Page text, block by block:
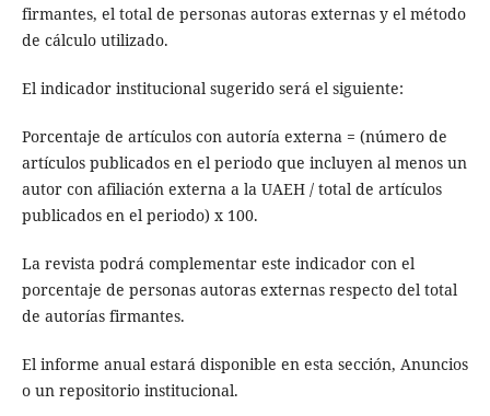
firmantes, el total de personas autoras externas y el método
de cálculo utilizado.
El indicador institucional sugerido será el siguiente:
Porcentaje de artículos con autoría externa = (número de
artículos publicados en el periodo que incluyen al menos un
autor con afiliación externa a la UAEH / total de artículos
publicados en el periodo) x 100.
La revista podrá complementar este indicador con el
porcentaje de personas autoras externas respecto del total
de autorías firmantes.
El informe anual estará disponible en esta sección, Anuncios
o un repositorio institucional.